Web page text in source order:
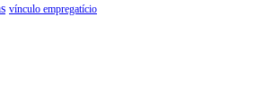
vínculo empregatício